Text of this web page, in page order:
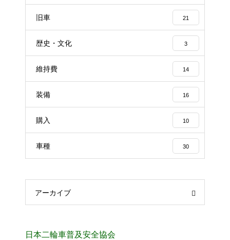
旧車 21
歴史・文化 3
維持費 14
装備 16
購入 10
車種 30
アーカイブ
日本二輪車普及安全協会